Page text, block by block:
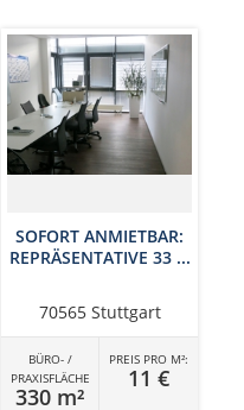
SOFORT ANMIETBAR:
REPRÄSENTATIVE 33 ...
70565 Stuttgart
BÜRO- /
PRAXISFLÄCHE
330 m²
PREIS PRO M²:
11 €